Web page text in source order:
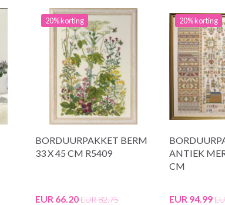
20% korting
BORDUURPAKKET BERM
33 X 45 CM R5409
EUR 66.20EUR 82.75
20% korting
ANTIEK
CM
EUR 94.99